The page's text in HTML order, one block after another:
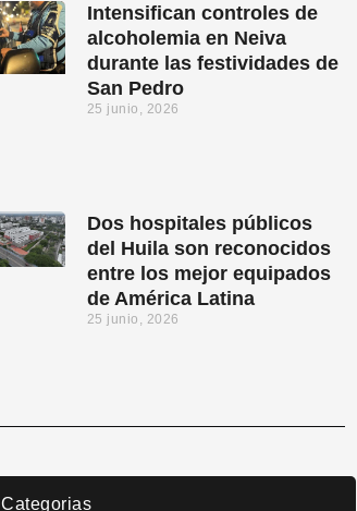
Intensifican controles de
alcoholemia en Neiva
durante las festividades de
San Pedro
25 junio, 2026
Dos hospitales públicos
del Huila son reconocidos
entre los mejor equipados
de América Latina
25 junio, 2026
Categorias